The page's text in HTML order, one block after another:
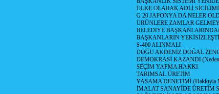
ÜLKE OLARAK ADLİ
G 20 JAPONYA DA NELER
ÜRÜNLERE ZAMLAR
BELEDİYE
BAŞKANLARIN
S-400 ALINMALI
DOĞU AKDENİZ DOĞAL
DEMOKRASİ KAZANDI (Neden
SEÇİM YAPMA HAKKI
TARIMSAL ÜRETİM
YASAMA DENETİMİ (Hakkıyla
İMALAT SANAYİDE ÜRETİM